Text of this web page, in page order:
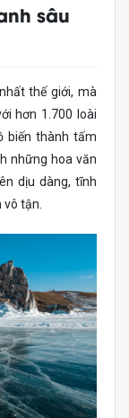
sâu
thế giới, mà
hơn 1.700 loài
biến thành tấm
những hoa văn
dịu dàng, tĩnh
tận.